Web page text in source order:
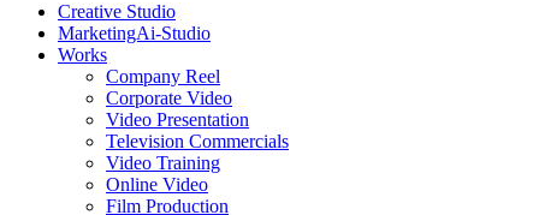
Creative Studio
MarketingAi-Studio
Works
Company Reel
Corporate Video
Video Presentation
Television Commercials
Video Training
Online Video
Film Production